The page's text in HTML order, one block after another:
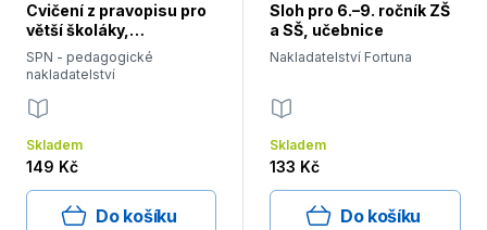
Cvičení z pravopisu pro
větší školáky,
cvičebnice
SPN - pedagogické
nakladatelství
Skladem
149 Kč
Do košíku
Sloh pro 6.–9. ročník ZŠ
a SŠ, učebnice
Nakladatelství Fortuna
Skladem
133 Kč
Do košíku